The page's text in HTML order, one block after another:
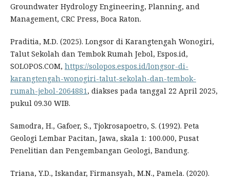
Groundwater Hydrology Engineering, Planning, and
Management, CRC Press, Boca Raton.
Praditia, M.D. (2025). Longsor di Karangtengah Wonogiri,
Talut Sekolah dan Tembok Rumah Jebol, Espos.id,
SOLOPOS.COM, https://solopos.espos.id/longsor-di-
karangtengah-wonogiri-talut-sekolah-dan-tembok-
rumah-jebol-2064881, diakses pada tanggal 22 April 2025,
pukul 09.30 WIB.
Samodra, H., Gafoer, S., Tjokrosapoetro, S. (1992). Peta
Geologi Lembar Pacitan, Jawa, skala 1: 100.000, Pusat
Penelitian dan Pengembangan Geologi, Bandung.
Triana, Y.D., Iskandar, Firmansyah, M.N., Pamela. (2020).